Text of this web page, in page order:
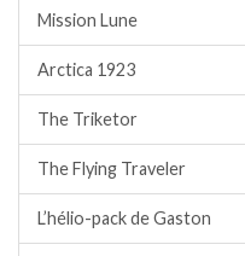
Mission Lune
Arctica 1923
The Triketor
The Flying Traveler
L’hélio-pack de Gaston